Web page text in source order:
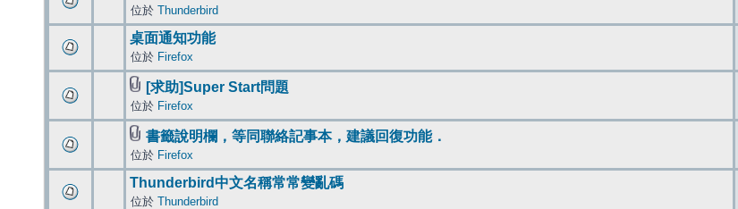
位於 Thunderbird
桌面通知功能
位於 Firefox
[求助]Super Start問題
位於 Firefox
書籤說明欄，等同聯絡記事本，建議回復功能．
位於 Firefox
Thunderbird中文名稱常常變亂碼
位於 Thunderbird